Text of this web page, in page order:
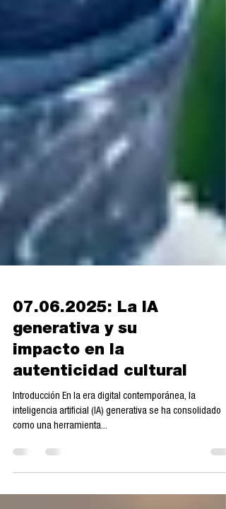
07.06.2025: La IA
generativa y su
impacto en la
autenticidad cultural
inteligencia artificial (IA) generativa se ha consolidado
como una herramienta...